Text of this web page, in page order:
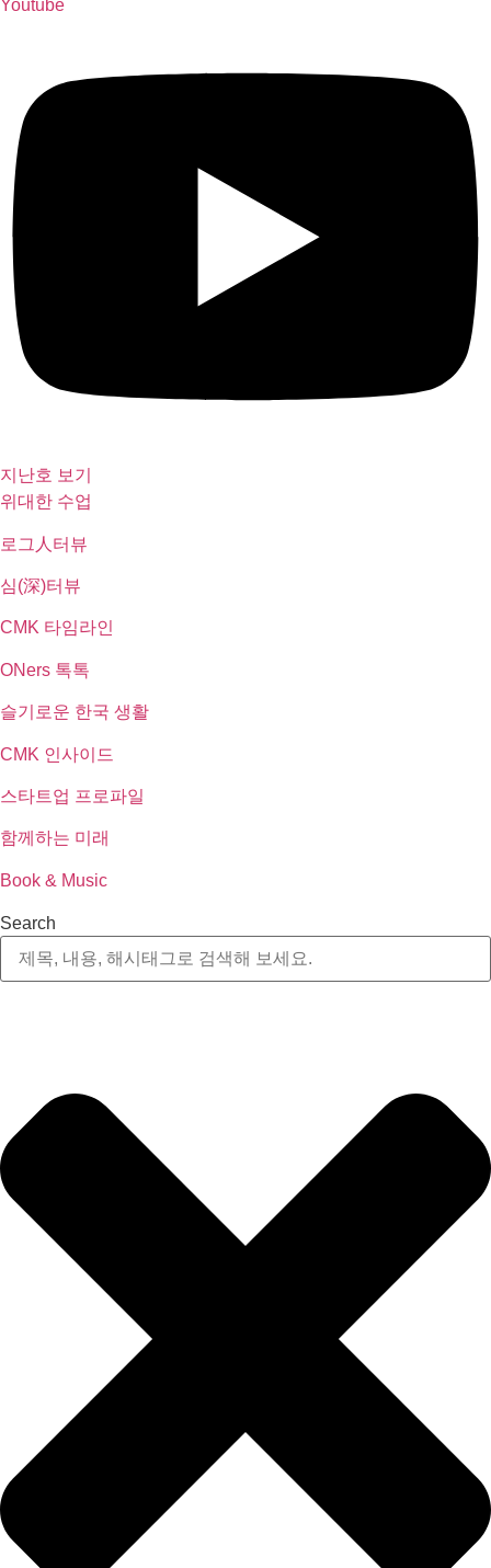
Youtube
지난호 보기
위대한 수업
로그人터뷰
심(深)터뷰
CMK 타임라인
ONers 톡톡
슬기로운 한국 생활
CMK 인사이드
스타트업 프로파일
함께하는 미래
Book & Music
Search